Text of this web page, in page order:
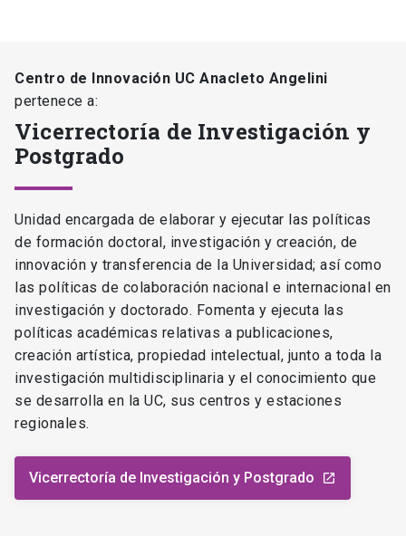
Centro de Innovación UC Anacleto Angelini
pertenece a:
Vicerrectoría de Investigación y
Postgrado
Unidad encargada de elaborar y ejecutar las políticas
de formación doctoral, investigación y creación, de
innovación y transferencia de la Universidad; así como
las políticas de colaboración nacional e internacional en
investigación y doctorado. Fomenta y ejecuta las
políticas académicas relativas a publicaciones,
creación artística, propiedad intelectual, junto a toda la
investigación multidisciplinaria y el conocimiento que
se desarrolla en la UC, sus centros y estaciones
regionales.
Vicerrectoría de Investigación y Postgrado launch